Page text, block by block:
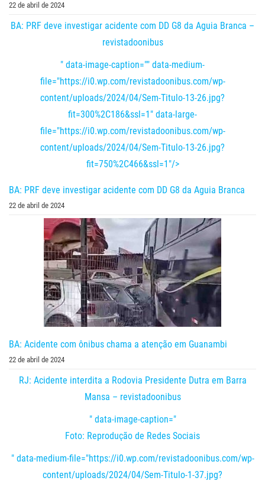
22 de abril de 2024
BA: PRF deve investigar acidente com DD G8 da Aguia Branca –
revistadoonibus
" data-image-caption="" data-medium-
file="https://i0.wp.com/revistadoonibus.com/wp-
content/uploads/2024/04/Sem-Titulo-13-26.jpg?
fit=300%2C186&ssl=1" data-large-
file="https://i0.wp.com/revistadoonibus.com/wp-
content/uploads/2024/04/Sem-Titulo-13-26.jpg?
fit=750%2C466&ssl=1"/>
BA: PRF deve investigar acidente com DD G8 da Aguia Branca
22 de abril de 2024
BA: Acidente com ônibus chama a atenção em Guanambi
22 de abril de 2024
RJ: Acidente interdita a Rodovia Presidente Dutra em Barra
Mansa – revistadoonibus
" data-image-caption="
Foto: Reprodução de Redes Sociais
" data-medium-file="https://i0.wp.com/revistadoonibus.com/wp-
content/uploads/2024/04/Sem-Titulo-1-37.jpg?